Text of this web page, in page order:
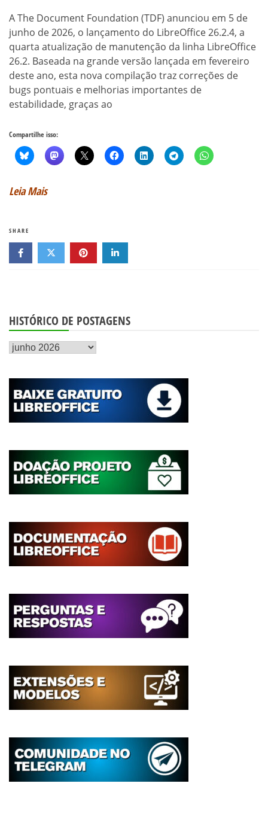
A The Document Foundation (TDF) anunciou em 5 de
junho de 2026, o lançamento do LibreOffice 26.2.4, a
quarta atualização de manutenção da linha LibreOffice
26.2. Baseada na grande versão lançada em fevereiro
deste ano, esta nova compilação traz correções de
bugs pontuais e melhorias importantes de
estabilidade, graças ao
Compartilhe isso:
Leia Mais
SHARE
HISTÓRICO DE POSTAGENS
Histórico
postagens